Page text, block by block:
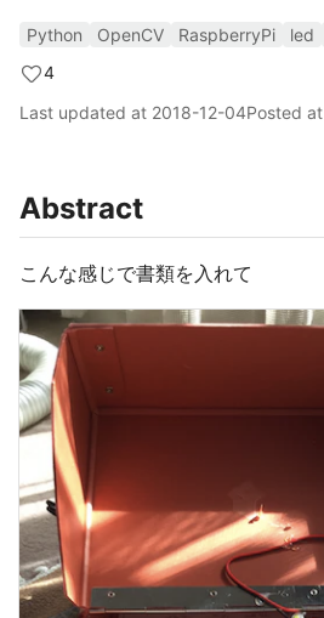
Python OpenCV RaspberryPi led
4
Last updated at 2018-12-04Posted at
Abstract
こんな感じで書類を入れて